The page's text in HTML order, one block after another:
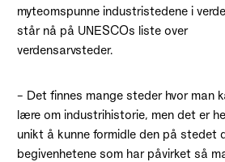
myteomspunne industristedene i
står nå på UNESCOs liste over
verdensarvsteder.
– Det finnes mange steder hvor man
lære om industrihistorie, men det er
unikt å kunne formidle den på stedet
begivenhetene som har påvirket så